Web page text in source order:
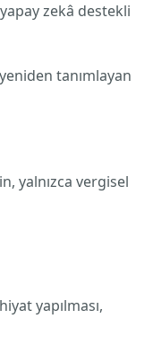
zekâ destekli
tanımlayan
yalnızca vergisel
yapılması,